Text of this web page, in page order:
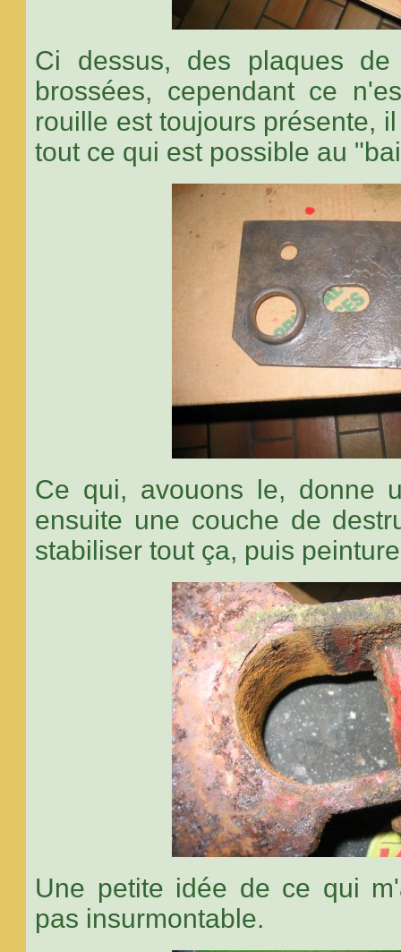
Ci dessus, des plaques
brossées, cependant ce
rouille est toujours présente,
tout ce qui est possible au
Ce qui, avouons le, donne
ensuite une couche de
stabiliser tout ça, puis
Une petite idée de ce qui
pas insurmontable.